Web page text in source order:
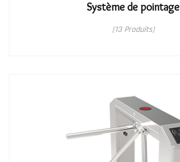
Système de pointage
(13 Produits)